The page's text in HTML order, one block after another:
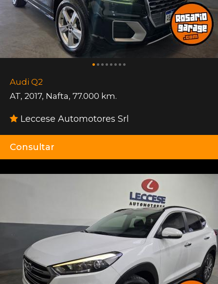
Audi Q2
AT, 2017, Nafta, 77.000 km.
Leccese Automotores Srl
Consultar